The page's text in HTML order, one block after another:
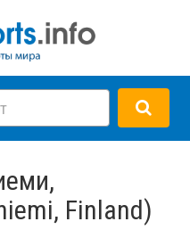
Finland)